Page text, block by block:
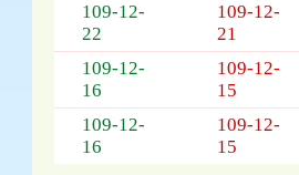
109-12-
22
109-12-
21
109-12-
16
109-12-
15
109-12-
16
109-12-
15